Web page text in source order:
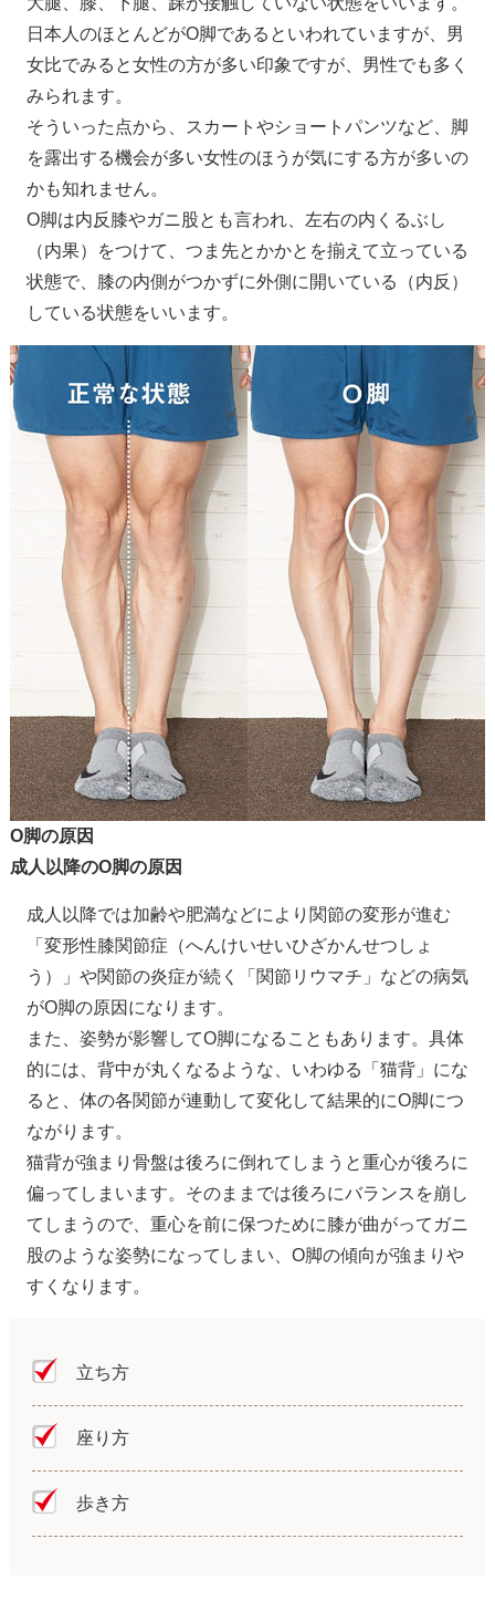
日本人のほとんどがO脚であるといわれていますが、男
女比でみると女性の方が多い印象ですが、男性でも多く
みられます。
そういった点から、スカートやショートパンツなど、脚
を露出する機会が多い女性のほうが気にする方が多いの
かも知れません。
O脚は内反膝やガニ股とも言われ、左右の内くるぶし
（内果）をつけて、つま先とかかとを揃えて立っている
状態で、膝の内側がつかずに外側に開いている（内反）
している状態をいいます。
O脚の原因
成人以降のO脚の原因
成人以降では加齢や肥満などにより関節の変形が進む
「変形性膝関節症（へんけいせいひざかんせつしょ
う）」や関節の炎症が続く「関節リウマチ」などの病気
がO脚の原因になります。
また、姿勢が影響してO脚になることもあります。具体
的には、背中が丸くなるような、いわゆる「猫背」にな
ると、体の各関節が連動して変化して結果的にO脚につ
ながります。
猫背が強まり骨盤は後ろに倒れてしまうと重心が後ろに
偏ってしまいます。そのままでは後ろにバランスを崩し
てしまうので、重心を前に保つために膝が曲がってガニ
股のような姿勢になってしまい、O脚の傾向が強まりや
すくなります。
立ち方
座り方
歩き方